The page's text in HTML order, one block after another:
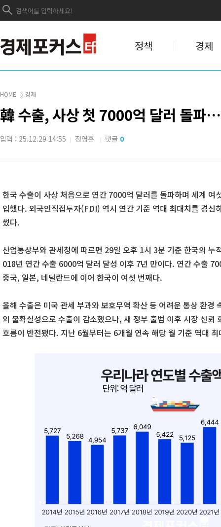
정책 경제
HOME 경제
韓 수출, 사상 첫 7000억 달러 돌파
입력 : 25.12.29 14:55 | 정영훈 | 댓글 0
한국 수출이 사상 처음으로 연간 7000억 달러를 돌파하며 세계 여
입했다. 외국인직접투자(FDI) 역시 연간 기준 역대 최대치를 경신
썼다.
산업통상부와 관세청에 따르면 29일 오후 1시 3분 기준 한국의
018년 연간 수출 6000억 달러 달성 이후 7년 만이다. 연간 수출
중국, 일본, 네덜란드에 이어 한국이 여섯 번째다.
올해 수출은 미국 관세 부과와 보호무역 확산 등 어려운 통상 환경
외 불확실성으로 수출이 감소했으나, 새 정부 출범 이후 시장 신뢰
흐름이 반전됐다. 지난 6월부터는 6개월 연속 해당 월 기준 역대